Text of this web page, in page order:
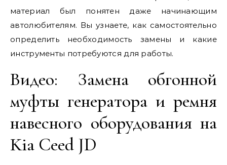
материал был понятен даже начинающим
автолюбителям. Вы узнаете, как самостоятельно
определить необходимость замены и какие
инструменты потребуются для работы.
Видео: Замена обгонной
муфты генератора и ремня
навесного оборудования на
Kia Ceed JD